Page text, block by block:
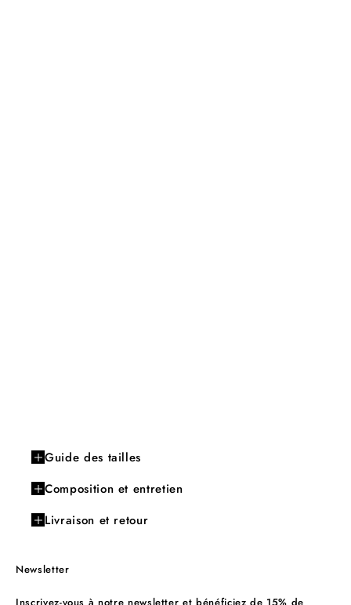
Guide des tailles
Composition et entretien
Livraison et retour
Newsletter